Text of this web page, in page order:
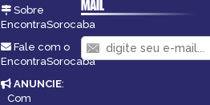
Sobre
EncontraSorocaba
Fale com o
EncontraSorocaba
ANUNCIE:
Com
MAIL